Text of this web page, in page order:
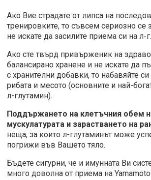
Ако Вие страдате от липса на
тренировките, то съвсем сериозно се
не искате да засилите приема си на л-
Ако сте твърд привърженик на
балансирано хранене и не искате да
с хранителни добавки, то набавяйте
рибата и месото (основните и най-
л-глутамин).
Поддържането на клетъчния обем
мускулатурата и зарастването на
неща, за които л-глутаминът може
погрижи във Вашето тяло.
Бъдете сигурни, че и имунната Ви
много доволна от приема на